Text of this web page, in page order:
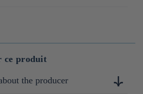
ce produit
the producer